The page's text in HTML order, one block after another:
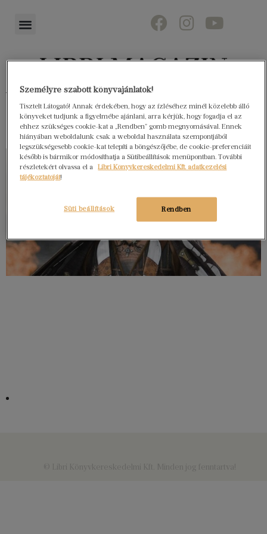
Könyvektől az olvasókig
Személyre szabott könyvajánlatok!
Tisztelt Látogató! Annak érdekében, hogy az ízléséhez minél közelebb álló
könyveket tudjunk a figyelmébe ajánlani, arra kérjük, hogy fogadja el az
ehhez szükséges cookie-kat a „Rendben” gomb megnyomásával. Ennek
hiányában weboldalunk csak a weboldal használata szempontjából
legszükségesebb cookie-kat telepíti a böngészőjébe, de cookie-preferenciáit
később is bármikor módosíthatja a Sütibeállítások menüpontban. További
részletekért olvassa el a
Libri Könyvkereskedelmi Kft. adatkezelési
tájékoztatóját!
Rendben
Süti beállítások